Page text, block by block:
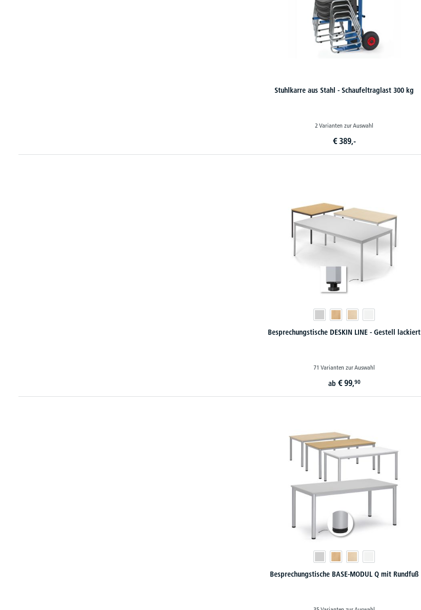
Stuhlkarre aus Stahl - Schaufeltraglast 300 kg
2 Varianten zur Auswahl
€ 389,-
Besprechungstische DESKIN LINE - Gestell lackiert
71 Varianten zur Auswahl
ab € 99,90
Besprechungstische BASE-MODUL Q mit Rundfuß